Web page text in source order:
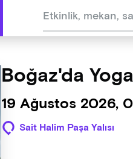
Boğaz'da Yoga
19 Ağustos 2026,
Sait Halim Paşa Yalısı